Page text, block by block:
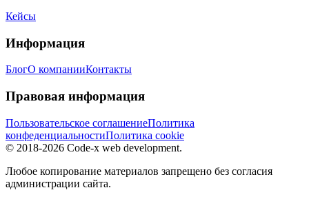
Кейсы
Информация
БлогО компанииКонтакты
Правовая информация
Пользовательское соглашениеПолитика
конфеденциальностиПолитика cookie
© 2018-2026 Code-x web development.
Любое копирование материалов запрещено без согласия
администрации сайта.